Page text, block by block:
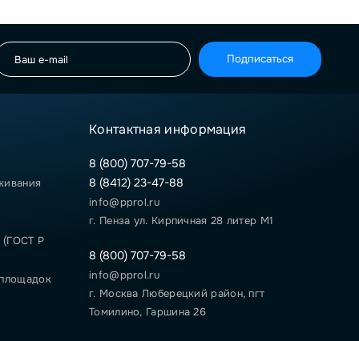
Подписаться
(ГОСТ Р
Контактная информация
8 (800) 707-79-58
8 (8412) 23-47-88
info@pprol.ru
г. Пенза ул. Кирпичная 28 литер М1
8 (800) 707-79-58
info@pprol.ru
г. Москва Люберецкий район, пгт
Томилино, Гаршина 26